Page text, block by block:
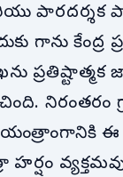
పారదర్శక
గాను కేంద్ర
నిరంతరం
యంత్రాంగానికి ఈ
హర్షం